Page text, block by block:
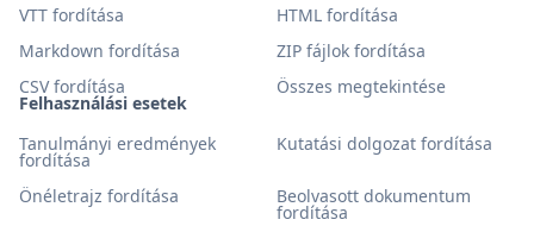
Felhasználási esetek
Tanulmányi eredmények
fordítása
Kutatási dolgozat fordítása
Önéletrajz fordítása Beolvasott dokumentum
fordítása
VTT fordítása
HTML fordítása
Markdown fordítása
ZIP fájlok fordítása
CSV fordítása
Összes megtekintése